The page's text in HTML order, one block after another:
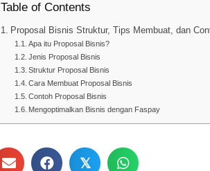
Table of Contents
Proposal Bisnis Struktur, Tips Membuat, dan
Apa itu Proposal Bisnis?
Jenis Proposal Bisnis
Struktur Proposal Bisnis
Cara Membuat Proposal Bisnis
Contoh Proposal Bisnis
Mengoptimalkan Bisnis dengan Faspay
𝕏